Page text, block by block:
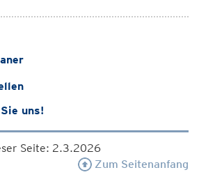
uns!
Seite: 2.3.2026
Zum Seitenanfang